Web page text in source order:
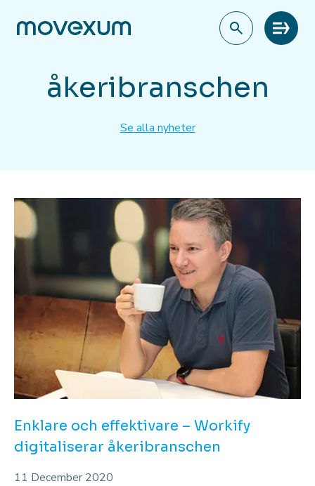
Meny
åkeribranschen
Se alla nyheter
Enklare och effektivare – Workify
digitaliserar åkeribranschen
11 December 2020